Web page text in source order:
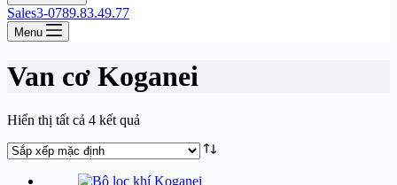
Sales3-0789.83.49.77
Menu
Van cơ Koganei
Hiển thị tất cả 4 kết quả